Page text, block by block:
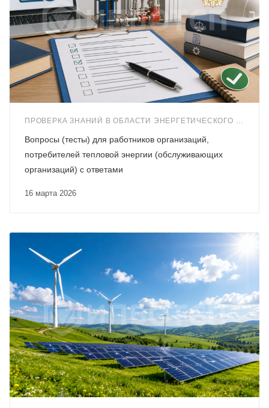
ПРОВЕРКА ЗНАНИЙ В ОБЛАСТИ ЭНЕРГЕТИЧЕСКОГО НАДЗОРА
16 марта 2026
Вопросы (тесты) для работников организаций,
потребителей тепловой энергии (обслуживающих
организаций) с ответами